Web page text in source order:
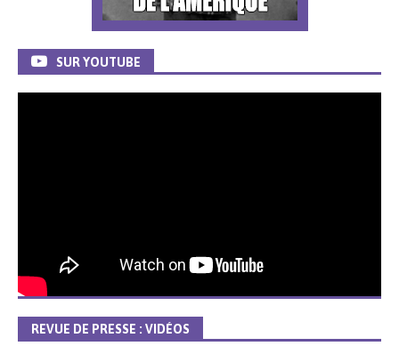
SUR YOUTUBE
REVUE DE PRESSE : VIDÉOS